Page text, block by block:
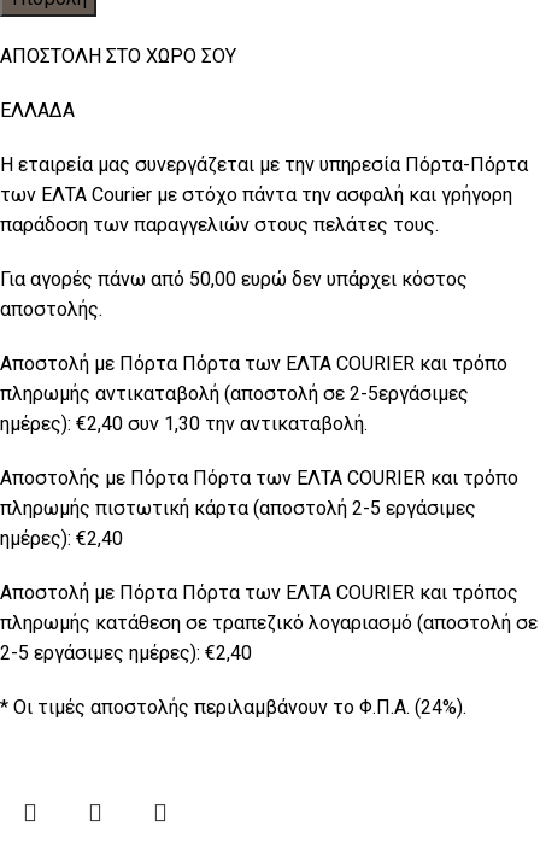
ΑΠΟΣΤΟΛΗ ΣΤΟ ΧΩΡΟ ΣΟΥ
ΕΛΛΑΔΑ
Η εταιρεία μας συνεργάζεται με την υπηρεσία Πόρτα-Πόρτα
των ΕΛΤΑ Courier με στόχο πάντα την ασφαλή και γρήγορη
παράδοση των παραγγελιών στους πελάτες τους.
Για αγορές πάνω από 50,00 ευρώ δεν υπάρχει κόστος
αποστολής.
Αποστολή με Πόρτα Πόρτα των ΕΛΤΑ COURIER και τρόπο
πληρωμής αντικαταβολή (αποστολή σε 2-5εργάσιμες
ημέρες): €2,40 συν 1,30 την αντικαταβολή.
Αποστολής με Πόρτα Πόρτα των ΕΛTA COURIER και τρόπο
πληρωμής πιστωτική κάρτα (αποστολή 2-5 εργάσιμες
ημέρες): €2,40
Αποστολή με Πόρτα Πόρτα των ΕΛΤΑ COURIER και τρόπος
πληρωμής κατάθεση σε τραπεζικό λογαριασμό (αποστολή σε
2-5 εργάσιμες ημέρες): €2,40
* Οι τιμές αποστολής περιλαμβάνουν το Φ.Π.Α. (24%).